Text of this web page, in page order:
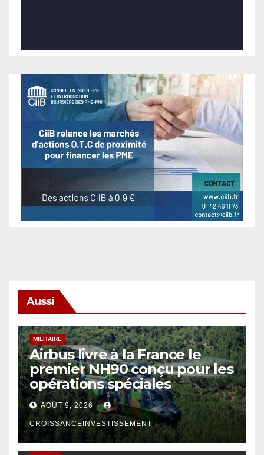
Aussi
MILITAIRE
Airbus livre à la France le
premier NH90 conçu pour les
opérations spéciales
AOÛT 9, 2026
CROISSANCEINVESTISSEMENT